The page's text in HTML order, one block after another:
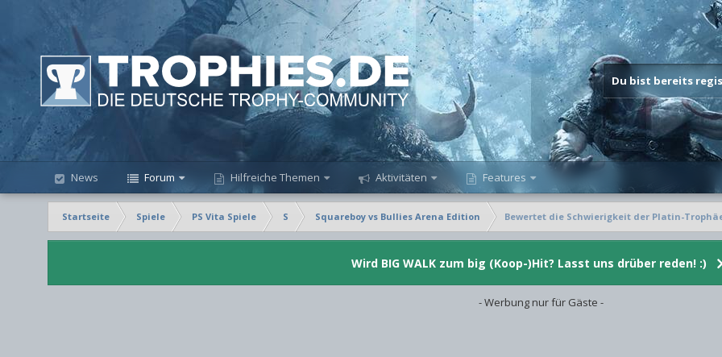
Du bist bereits
News Forum Hilfreiche Themen Aktivitäten Features
Startseite Spiele PS Vita Spiele S Squareboy vs Bullies Arena Edition Bewertet die Schwierigkeit der Platin-
Wird BIG WALK zum big (Koop-)Hit? Lasst uns drüber reden! :)
- Werbung nur für Gäste -